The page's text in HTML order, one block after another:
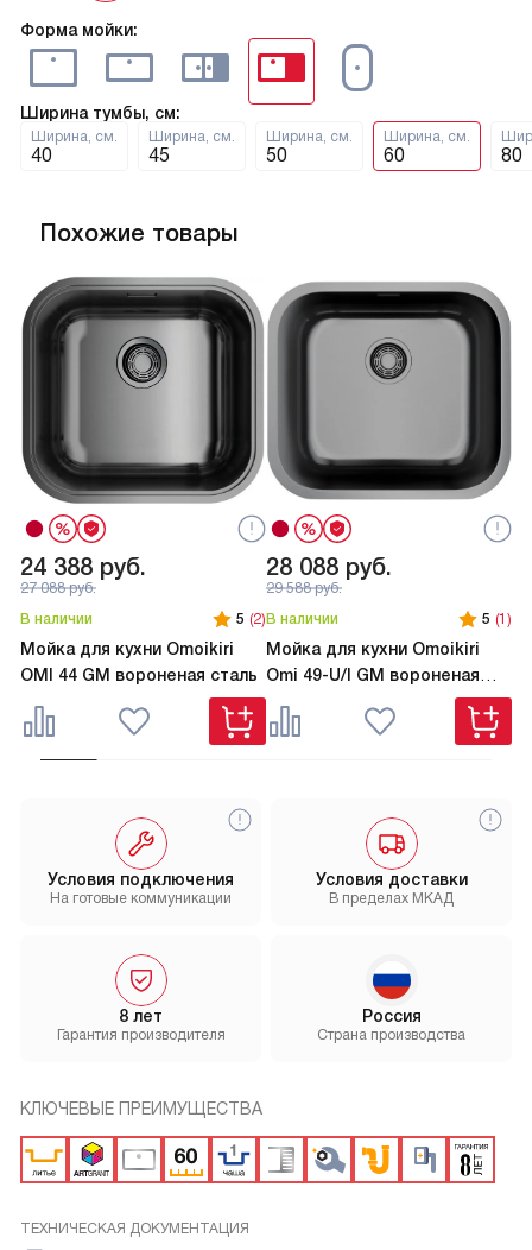
Форма мойки:
Ширина тумбы, см:
Ширина, см.
40
Ширина, см.
45
Ширина, см.
50
Ширина, см.
60 80
Похожие товары
24 388 руб.
27 088руб.
В наличии
5 (2)
Мойка для кухни Omoikiri
OMI 44 GM вороненая сталь
28 088 руб.
29 588руб.
В наличии
5 (1)
Мойка для кухни Omoikiri
Omi 49-U/I GM вороненая
Условия доставки
В пределах МКАД
8 лет
Гарантия производителя
Условия подключения
На готовые коммуникации
Россия
Страна производства
КЛЮЧЕВЫЕ ПРЕИМУЩЕСТВА
ТЕХНИЧЕСКАЯ ДОКУМЕНТАЦИЯ